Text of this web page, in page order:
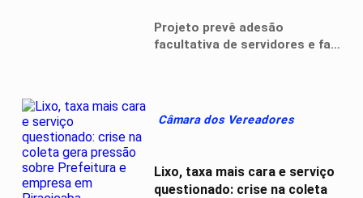
Projeto prevê adesão
facultativa de servidores e faz
Câmara dos Vereadores
Lixo, taxa mais cara e serviço
questionado: crise na coleta